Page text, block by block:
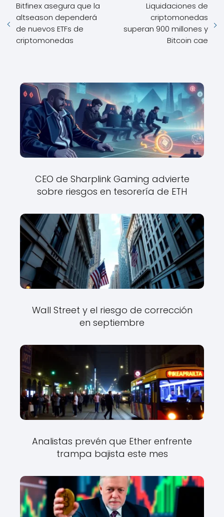
Bitfinex asegura que la
altseason dependerá
de nuevos ETFs de
criptomonedas
Liquidaciones de
criptomonedas
superan 900 millones y
Bitcoin cae
CEO de Sharplink Gaming advierte
sobre riesgos en tesorería de ETH
Wall Street y el riesgo de corrección
en septiembre
Analistas prevén que Ether enfrente
trampa bajista este mes